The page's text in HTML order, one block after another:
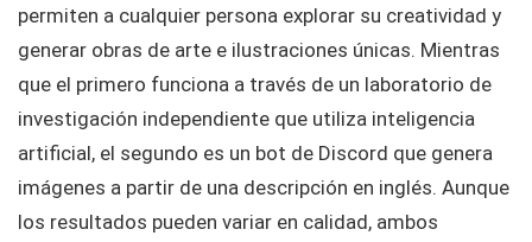
permiten a cualquier persona explorar su creatividad y
generar obras de arte e ilustraciones únicas. Mientras
que el primero funciona a través de un laboratorio de
investigación independiente que utiliza inteligencia
artificial, el segundo es un bot de Discord que genera
imágenes a partir de una descripción en inglés. Aunque
los resultados pueden variar en calidad, ambos